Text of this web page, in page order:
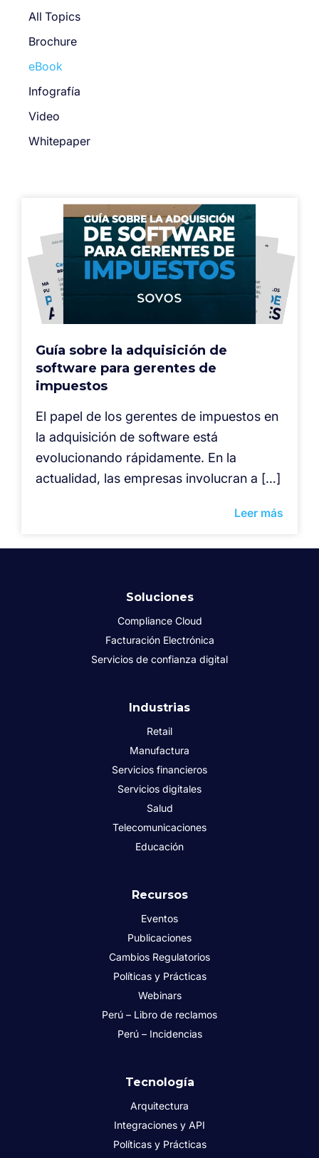
All Topics
Brochure
eBook
Infografía
Video
Whitepaper
Guía sobre la adquisición de
software para gerentes de
impuestos
El papel de los gerentes de impuestos en
la adquisición de software está
evolucionando rápidamente. En la
actualidad, las empresas involucran a […]
Leer más
Soluciones
Compliance Cloud
Facturación Electrónica
Servicios de confianza digital
Industrias
Retail
Manufactura
Servicios financieros
Servicios digitales
Salud
Telecomunicaciones
Educación
Recursos
Eventos
Publicaciones
Cambios Regulatorios
Políticas y Prácticas
Webinars
Perú – Libro de reclamos
Perú – Incidencias
Tecnología
Arquitectura
Integraciones y API
Políticas y Prácticas